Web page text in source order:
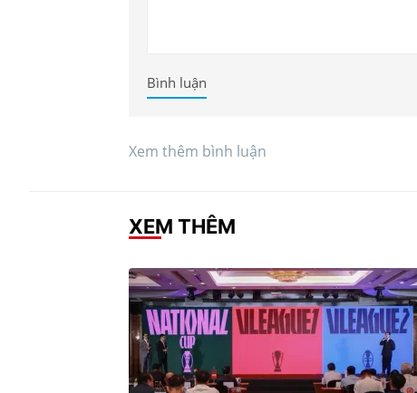
Bình luận
Xem thêm bình luận
XEM THÊM